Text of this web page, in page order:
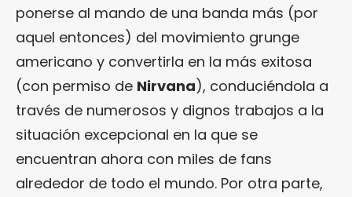
ponerse al mando de una banda más (por
aquel entonces) del movimiento grunge
americano y convertirla en la más exitosa
(con permiso de Nirvana), conduciéndola a
través de numerosos y dignos trabajos a la
situación excepcional en la que se
encuentran ahora con miles de fans
alrededor de todo el mundo. Por otra parte,